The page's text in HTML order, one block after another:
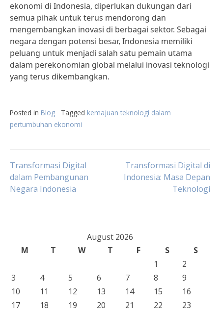
ekonomi di Indonesia, diperlukan dukungan dari
semua pihak untuk terus mendorong dan
mengembangkan inovasi di berbagai sektor. Sebagai
negara dengan potensi besar, Indonesia memiliki
peluang untuk menjadi salah satu pemain utama
dalam perekonomian global melalui inovasi teknologi
yang terus dikembangkan.
Posted in Blog Tagged kemajuan teknologi dalam
pertumbuhan ekonomi
Post
navigation
Transformasi Digital
dalam Pembangunan
Negara Indonesia
Transformasi Digital di
Indonesia: Masa Depan
Teknologi
August 2026
M
T W T F S
S
1
2
3
4 5 6 7 8
9
10
11 12 13 14 15
16
17
18 19 20 21 22
23